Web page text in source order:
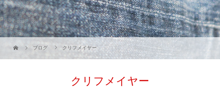
ブログ クリフメイヤー
クリフメイヤー